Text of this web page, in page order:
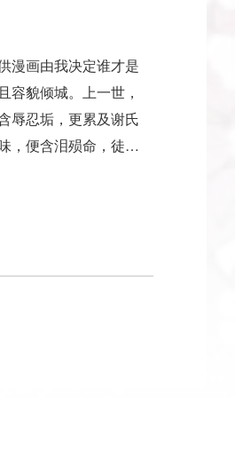
漫画由我决定谁才是
容貌倾城。上一世，
辱忍垢，更累及谢氏
，便含泪殒命，徒留